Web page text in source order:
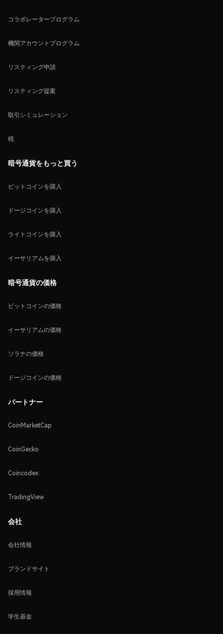
コラボレータープログラム
機関アカウントプログラム
リスティング申請
リスティング提案
取引シミュレーション
税
暗号通貨をもっと買う
ビットコインを購入
ドージコインを購入
ライトコインを購入
イーサリアムを購入
暗号通貨の価格
ビットコインの価格
イーサリアムの価格
ソラナの価格
ドージコインの価格
パートナー
CoinMarketCap
CoinGecko
Coincodex
TradingView
会社
会社情報
ブランドサイト
採用情報
学生基金